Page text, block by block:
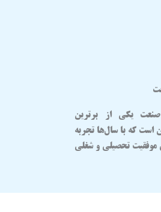
صنعت یکی از برترین
است که با سال‌ها تجربه
تحصیلی و شغلی